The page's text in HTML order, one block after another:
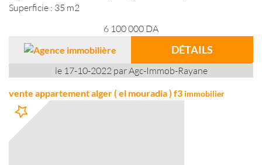
Superficie : 35 m2
6 100 000 DA
DÉTAILS
le 17-10-2022 par Agc-Immob-Rayane
vente appartement alger ( el mouradia ) f3 immobilier